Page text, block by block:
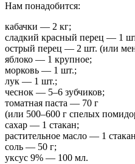
Нам понадобится:
кабачки — 2 кг;
сладкий красный перец — 1
острый перец — 2 шт. (или
яблоко — 1 крупное;
морковь — 1 шт.;
лук — 1 шт.;
чеснок — 5–6 зубчиков;
томатная паста — 70 г
(или 500–600 г спелых
сахар — 1 стакан;
растительное масло — 1
соль — 50 г;
уксус 9% — 100 мл.